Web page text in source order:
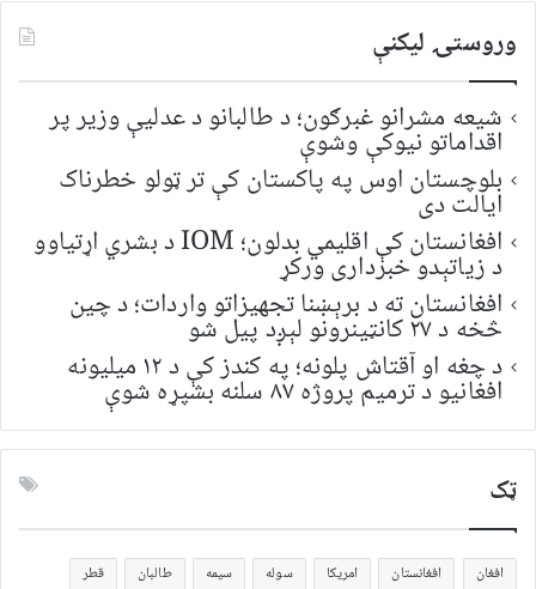
وروستۍ ليکنې
شیعه مشرانو غبرګون؛ د طالبانو د عدلیې وزیر پر
اقداماتو نیوکې وشوې
بلوچستان اوس په پاکستان کې تر ټولو خطرناک
ایالت دی
افغانستان کې اقلیمي بدلون؛ IOM د بشري اړتیاوو
د زیاتېدو خبرداری ورکړ
افغانستان ته د برېښنا تجهیزاتو واردات؛ د چین
څخه د ۲۷ کانټینرونو لېږد پیل شو
د چغه او آقتاش پلونه؛ په کندز کې د ۱۲ میلیونه
افغانیو د ترمیم پروژه ۸۷ سلنه بشپړه شوې
ټک
افغان افغانستان امریکا سوله سیمه طالبان
قطر